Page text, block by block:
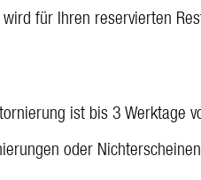
für Ihren reservierten
ist bis 3 Werktage
oder